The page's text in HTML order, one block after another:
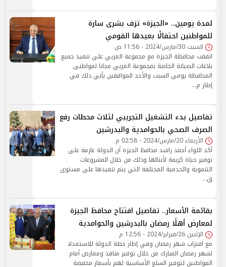
لمدة يومين.. «الجيزة» تزف بشرى سارة
للمواطنين احتفالًا بعيدها القومي
السبت 30/مارس/2024 - 11:56 ص
اتفقت محافظة الجيزة مع مجموعة العربي علي تنفيذ جميع
بلاغات الصيانة الخاصة بمجموعة العربي مجانا لمواطنى
المحافظة يومى السبت والأحد الموافقين يأتي ذلك في
إطار م…
تفاصيل بدء التشغيل التجريبي لثلاث محطات رفع
الصرف الصحي بالحوامدية والبدرشين
الأربعاء 20/مارس/2024 - 02:58 م
أكد اللواء أحمد راشد محافظ الجيزة أن الدولة عازمة على
توفير حياة كريمة لأبنائها وذلك من خلال المشروعات
التنموية والخدمية المختلفة التي يتم تنفيذها على مستوى
ق…
بقائمة الأسعار.. تفاصيل افتتاح محافظ الجيزة
لمعارض أهلًا رمضان بالبدرشين والحوامدية
الإثنين 26/فبراير/2024 - 12:56 م
مع اقتراب شهر رمضان وفي إطار خطة الدولة للاستعداد
لشهر رمضان المبارك من خلال توفير منافذ ومعارض أمام
المواطنين لتوفير السلع الأساسية لهم بأسعار مخفضة